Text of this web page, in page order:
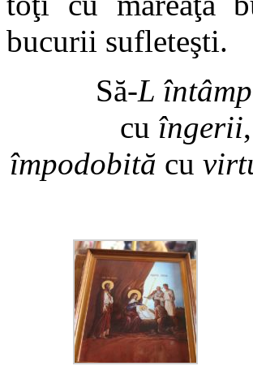
bucurii sufleteşti.
Să-L
cu îngerii,
împodobită cu